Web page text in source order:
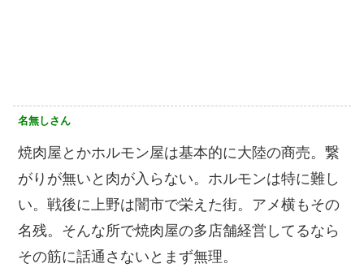
名無しさん
焼肉屋とかホルモン屋は基本的に大陸の商売。繋
がりが無いと肉が入らない。ホルモンは特に難し
い。戦後に上野は闇市で栄えた街。アメ横もその
名残。そんな所で焼肉屋の多店舗経営してるなら
その筋に話通さないとまず無理。